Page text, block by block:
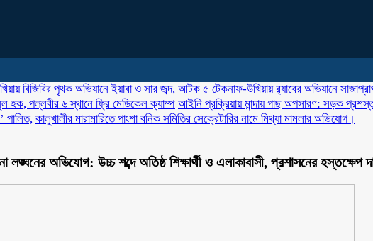
বিজিবির পৃথক অভিযানে ইয়াবা ও সার জব্দ, আটক ৫ টেকনাফ-উখিয়ায় র‌্যাবের অভিযানে
হক, পল্লবীর ৬ স্থানে ফ্রি মেডিকেল ক্যাম্প আইনি প্রক্রিয়ায় মান্দায় গাছ অপসারণ: সড়ক
পালিত, কালুখালীর মারামারিতে পাংশা বনিক সমিতির সেক্রেটারির নামে মিথ্যা মামলার অভিযোগ।
লঙ্ঘনের অভিযোগ: উচ্চ শব্দে অতিষ্ঠ শিক্ষার্থী ও এলাকাবাসী, প্রশাসনের হস্তক্ষেপ